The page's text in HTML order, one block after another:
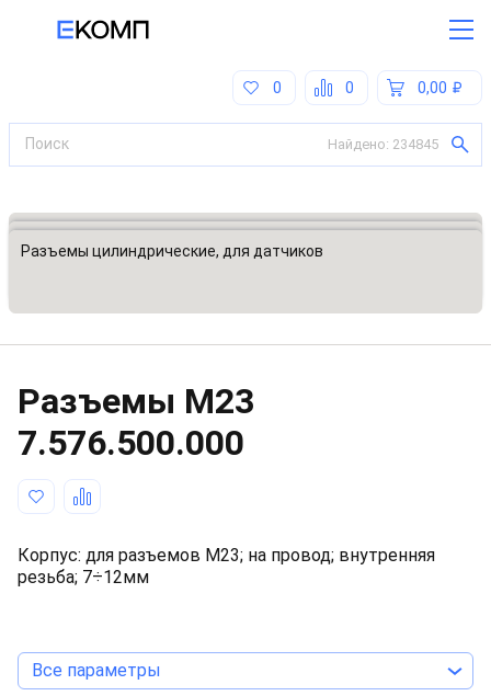
0,00
0
0
Найдено: 234845
Все категории
Разъемы, соединители
Разъемы цилиндрические, для датчиков
Разъeмы M23
7.576.500.000
Корпус: для разъемов M23; на провод; внутренняя
резьба; 7÷12мм
Все параметры